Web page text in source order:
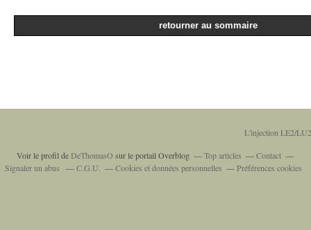
retourner au sommaire
L'injection LE2/
Voir le profil de DeThomasO sur le portail Overblog Top articles
Contact
Signaler un abus
C.G.U. Cookies et données personnelles Préférences cookies